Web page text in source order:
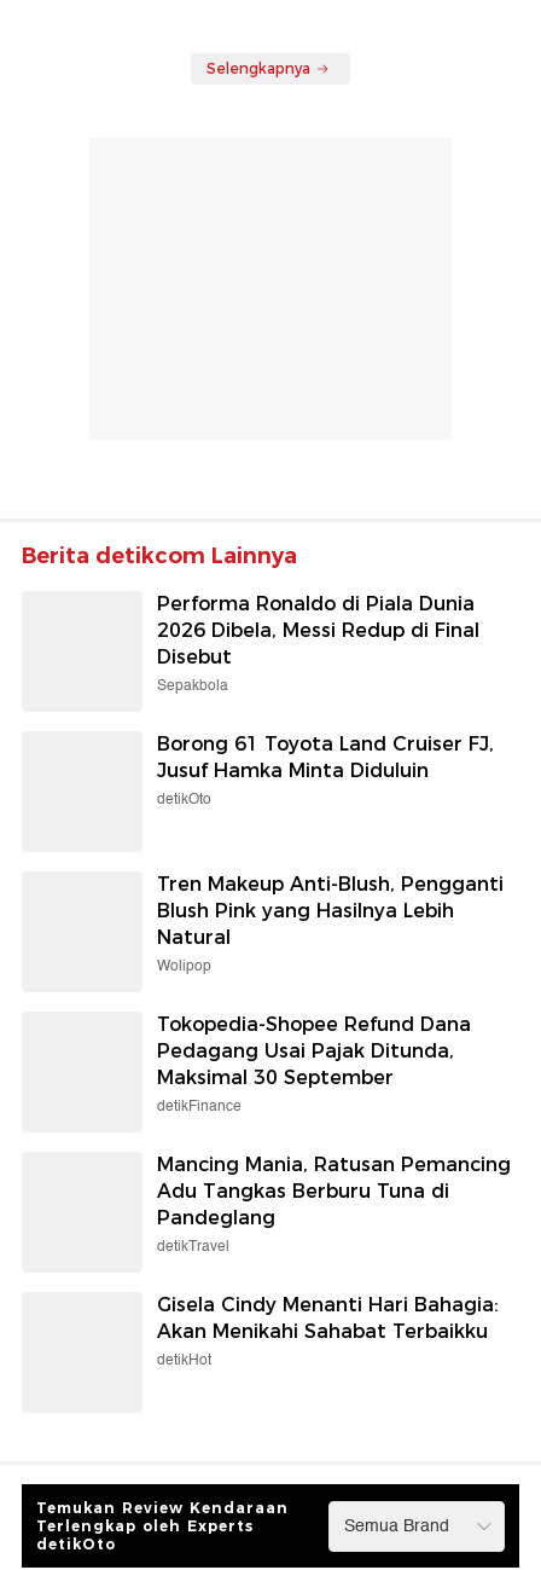
Selengkapnya
Berita detikcom Lainnya
Performa Ronaldo di Piala Dunia
2026 Dibela, Messi Redup di Final
Disebut
Sepakbola
Borong 61 Toyota Land Cruiser FJ,
Jusuf Hamka Minta Diduluin
detikOto
Tren Makeup Anti-Blush, Pengganti
Blush Pink yang Hasilnya Lebih
Natural
Wolipop
Tokopedia-Shopee Refund Dana
Pedagang Usai Pajak Ditunda,
Maksimal 30 September
detikFinance
Mancing Mania, Ratusan Pemancing
Adu Tangkas Berburu Tuna di
Pandeglang
detikTravel
Gisela Cindy Menanti Hari Bahagia:
Akan Menikahi Sahabat Terbaikku
detikHot
Temukan Review Kendaraan
Terlengkap oleh Experts
detikOto